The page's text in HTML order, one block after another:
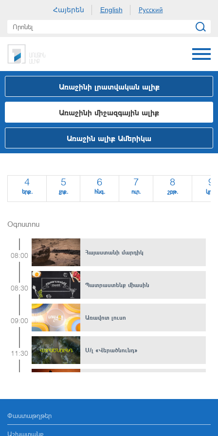
Հայերեն English Русский
Առաջինի լրատվական ալիք
Առաջինի միջազգային ալիք
Առաջին ալիք Ամերիկա
4
երք.
5
չրք.
6
հնգ.
7
ուր.
8
շբթ.
9
կրկ.
Օգոստոս
Հայաստանի մարդիկ
08:00
Պատրաստենք միասին
08:30
Առավոտ լուսո
09:00
Ս/լ «Վերածնունդ»
11:30
12:40
Փաստաթղթեր
Աշխատանք